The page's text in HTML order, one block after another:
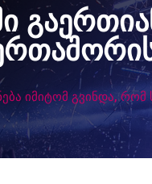
იმიტომ გვინდა,